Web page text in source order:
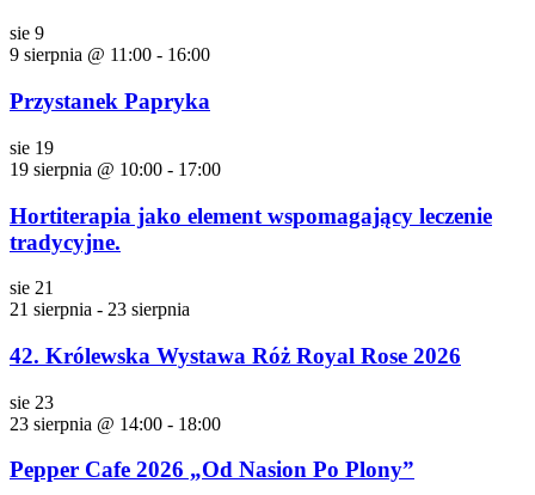
sie 9
9 sierpnia @ 11:00 - 16:00
Przystanek Papryka
sie 19
19 sierpnia @ 10:00 - 17:00
Hortiterapia jako element wspomagający leczenie
tradycyjne.
sie 21
21 sierpnia - 23 sierpnia
42. Królewska Wystawa Róż Royal Rose 2026
sie 23
23 sierpnia @ 14:00 - 18:00
Pepper Cafe 2026 „Od Nasion Po Plony”